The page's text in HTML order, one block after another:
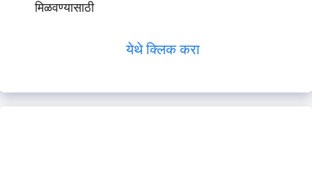
मिळवण्यासाठी
येथे क्लिक करा